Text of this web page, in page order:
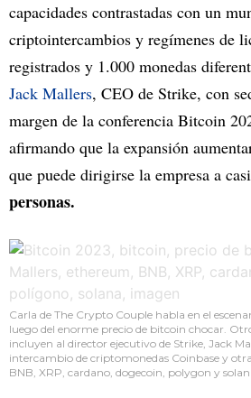
capacidades contrastadas con un
criptointercambios y regímenes de
registrados y 1.000 monedas
Jack Mallers, CEO de Strike, con
margen de la conferencia Bitcoin
afirmando que la expansión
que puede dirigirse la empresa a casi
personas.
Carla de The Crypto Couple habla en el
luego del enorme precio de bitcoin chocar.
incluyen al director ejecutivo de Strike, Jack
intercambio de criptomonedas Coinbase y
BNB, XRP, cardano, dogecoin, polygon y